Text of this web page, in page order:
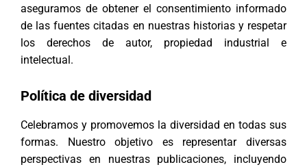
aseguramos de obtener el consentimiento informado
de las fuentes citadas en nuestras historias y respetar
los derechos de autor, propiedad industrial e
intelectual.
Política de diversidad
Celebramos y promovemos la diversidad en todas sus
formas. Nuestro objetivo es representar diversas
perspectivas en nuestras publicaciones, incluyendo